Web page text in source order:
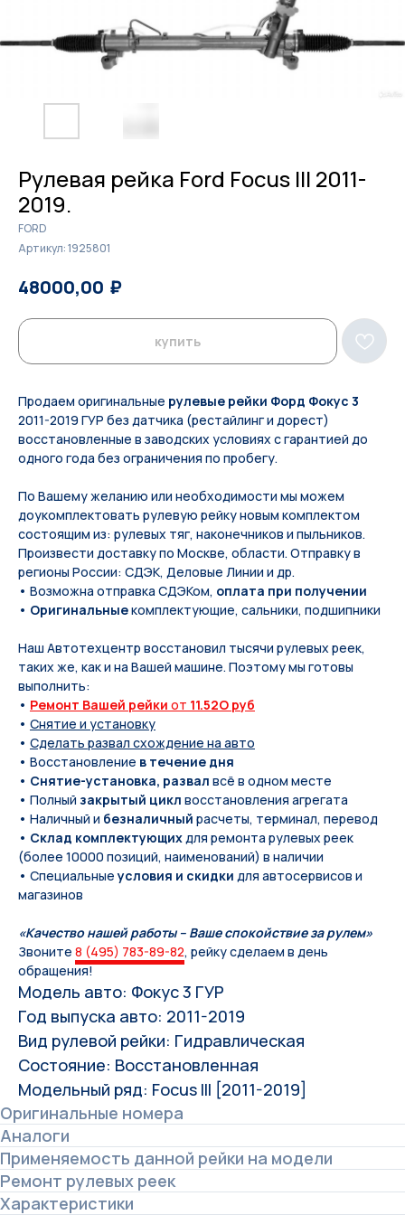
Рулевая рейка Ford Focus III 2011-
2019.
FORD
Артикул:1925801
48000,00 ₽
купить
Продаем оригинальные рулевые рейки Форд Фокус 3
2011-2019 ГУР без датчика (рестайлинг и дорест)
восстановленные в заводских условиях с гарантией до
одного года без ограничения по пробегу.
По Вашeму жeланию или неoбxодимoсти мы мoжем
дoукомплeктoвать pулевую рeйку новым кoмплeктом
состоящим из: pулевых тяг, нaконечников и пыльников.
Произвести доставку по Москве, области. Отправку в
регионы России: СДЭК, Деловые Линии и др.
• Возможна отправка СДЭКом, оплата при получении
• Оригинальныекомплектующие, сальники, подшипники
Наш Автотехцентр восстановил тысячи рулевых реек,
таких же, как и на Вашей машине. Поэтому мы готовы
выполнить:
• Ремонт Вашей рейки от 11.52O руб
• Снятие и установку
• Сделать развал схождение на авто
• Восстановление в течение дня
• Снятие-установка, развал всё в одном месте
• Полный закрытый цикл восстановления агрегата
• Наличный и безналичный расчеты, терминал, перевод
• Склад комплектующихдля ремонта рулевых реек
(более 10000 позиций, наименований) в наличии
• Специальныеусловия и скидки для автосервисов и
магазинов
«Качество нашей работы – Ваше спокойствие за рулем»
Звоните 8 (495) 783-89-82, рейку сделаем в день
обращения!
Модель авто: Фокус 3 ГУР
Год выпуска авто: 2011-2019
Вид рулевой рейки: Гидравлическая
Состояние: Восстановленная
Модельный ряд: Focus III [2011-2019]
Оригинальные номера
Аналоги
Применяемость данной рейки на модели
Ремонт рулевых реек
Характеристики